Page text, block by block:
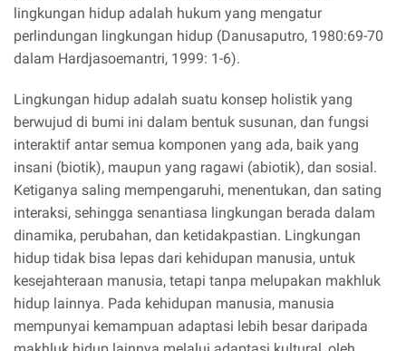
lingkungan hidup adalah hukum yang mengatur
perlindungan lingkungan hidup (Danusaputro, 1980:69-70
dalam Hardjasoemantri, 1999: 1-6).
Lingkungan hidup adalah suatu konsep holistik yang
berwujud di bumi ini dalam bentuk susunan, dan fungsi
interaktif antar semua komponen yang ada, baik yang
insani (biotik), maupun yang ragawi (abiotik), dan sosial.
Ketiganya saling mempengaruhi, menentukan, dan sating
interaksi, sehingga senantiasa lingkungan berada dalam
dinamika, perubahan, dan ketidakpastian. Lingkungan
hidup tidak bisa lepas dari kehidupan manusia, untuk
kesejahteraan manusia, tetapi tanpa melupakan makhluk
hidup lainnya. Pada kehidupan manusia, manusia
mempunyai kemampuan adaptasi lebih besar daripada